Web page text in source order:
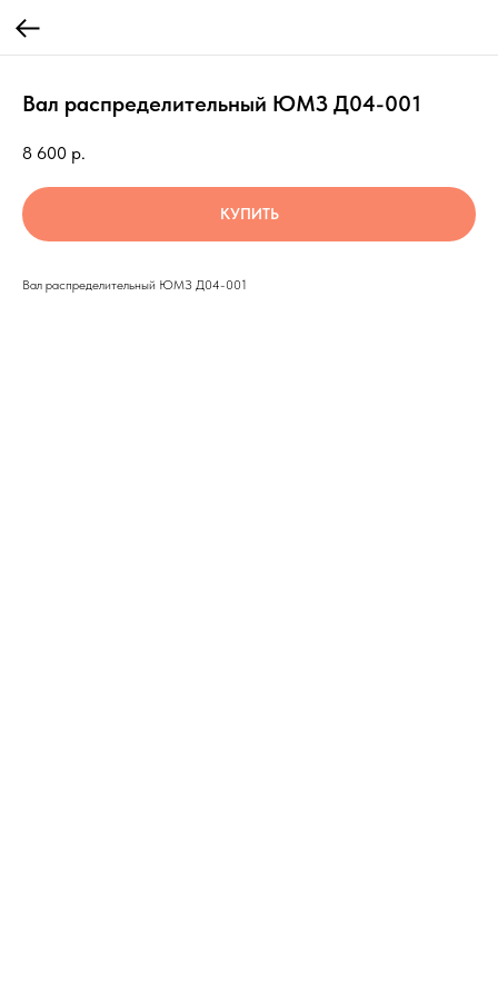
Вал распределительный ЮМЗ Д04-001
8 600 р.
КУПИТЬ
Вал распределительный ЮМЗ Д04-001